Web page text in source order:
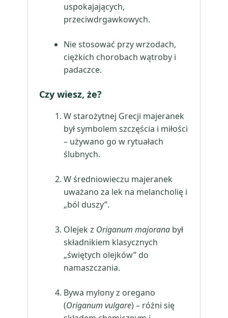
uspokajających,
przeciwdrgawkowych.
Nie stosować przy wrzodach,
ciężkich chorobach wątroby i
padaczce.
Czy wiesz, że?
W starożytnej Grecji majeranek
był symbolem szczęścia i miłości
– używano go w rytuałach
ślubnych.
W średniowieczu majeranek
uważano za lek na melancholię i
„ból duszy”.
Olejek z Origanum majorana był
składnikiem klasycznych
„świętych olejków” do
namaszczania.
Bywa mylony z oregano
(Origanum vulgare) – różni się